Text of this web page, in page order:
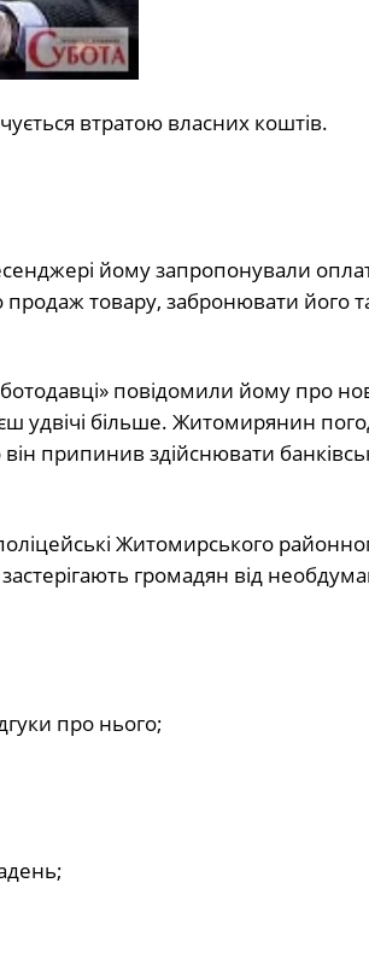
втратою власних коштів.
йому запропонували
продаж товару, забронювати його
повідомили йому про
удвічі більше. Житомирянин
припинив здійснювати
Житомирського
громадян від
про нього;